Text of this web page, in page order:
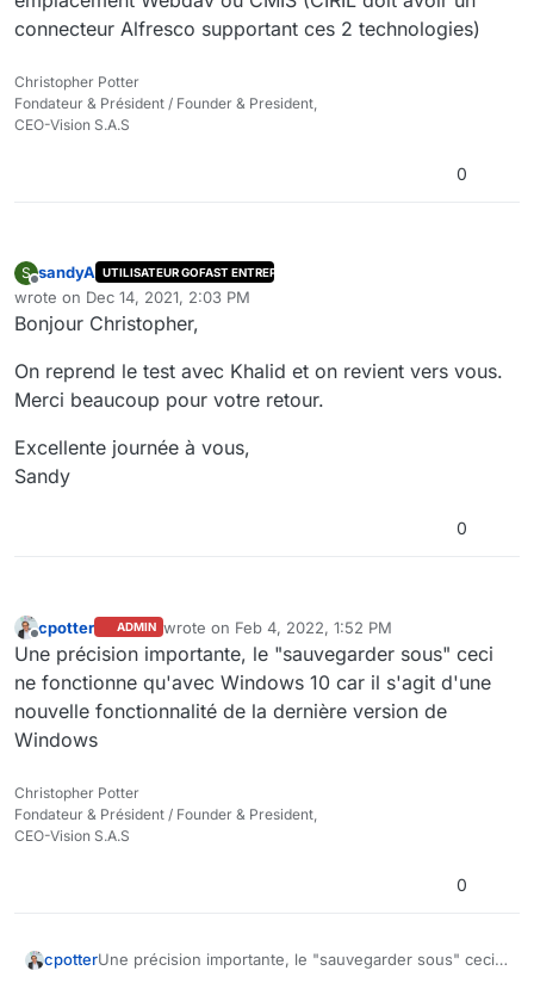
connecteur Alfresco supportant ces 2 technologies)
Christopher Potter
Fondateur & Président / Founder & President,
CEO-Vision S.A.S
0
S
Offline
sandyA UTILISATEUR GOFAST ENTREPRISE
wrote on Dec 14, 2021, 2:03 PM
last edited by
Bonjour Christopher,
On reprend le test avec Khalid et on revient vers vous.
Merci beaucoup pour votre retour.
Excellente journée à vous,
Sandy
0
Offline
cpotter ADMIN wrote on Feb 4, 2022, 1:52 PM
last edited by cpotterFeb 4, 2022, 2:54 PM
Une précision importante, le "sauvegarder sous" ceci
ne fonctionne qu'avec Windows 10 car il s'agit d'une
nouvelle fonctionnalité de la dernière version de
Windows
Christopher Potter
Fondateur & Président / Founder & President,
CEO-Vision S.A.S
0
cpotterUne précision importante, le "sauvegarder sous" ceci